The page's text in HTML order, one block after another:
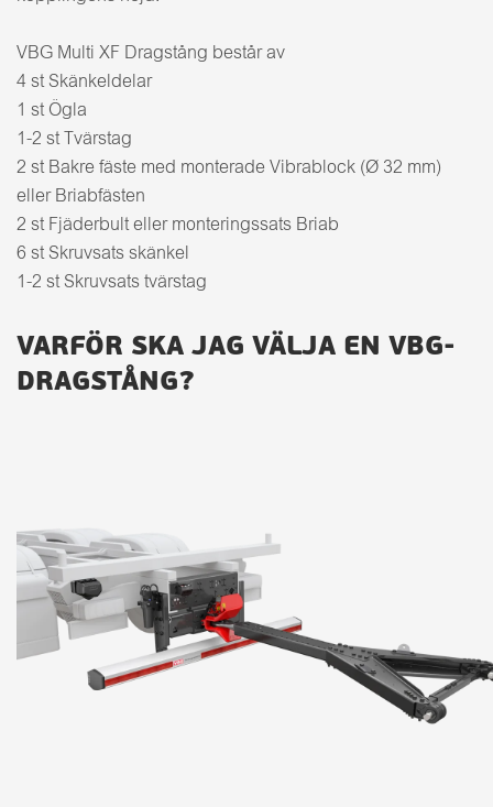
VBG Multi XF Dragstång består av
4 st Skänkeldelar
1 st Ögla
1-2 st Tvärstag
2 st Bakre fäste med monterade Vibrablock (Ø 32 mm)
eller Briabfästen
2 st Fjäderbult eller monteringssats Briab
6 st Skruvsats skänkel
1-2 st Skruvsats tvärstag
VARFÖR SKA JAG VÄLJA EN VBG-
DRAGSTÅNG?